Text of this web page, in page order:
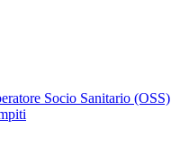
Socio Sanitario (OSS)